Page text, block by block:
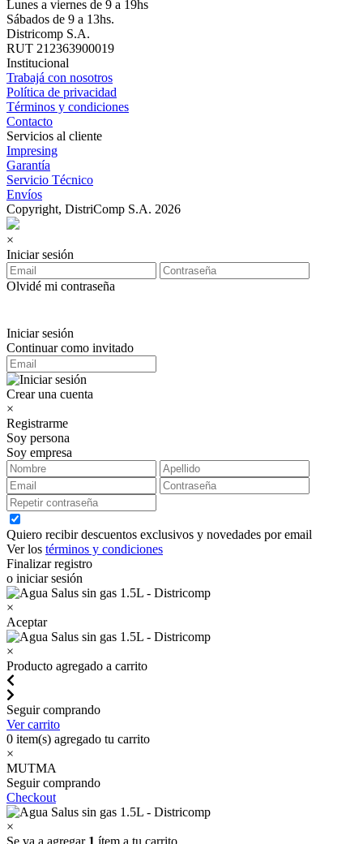
Lunes a viernes de 9 a 19hs
Sábados de 9 a 13hs.
Districomp S.A.
RUT 212363900019
Institucional
Trabajá con nosotros
Política de privacidad
Términos y condiciones
Contacto
Servicios al cliente
Impresing
Garantía
Servicio Técnico
Envíos
Copyright, DistriComp S.A. 2026
×
Iniciar sesión
Olvidé mi contraseña
Iniciar sesión
Continuar como invitado
Crear una cuenta
×
Registrarme
Soy persona
Soy empresa
Quiero recibir descuentos exclusivos y novedades por email
Ver los términos y condiciones
Finalizar registro
o iniciar sesión
×
Aceptar
×
Producto agregado a carrito
Seguir comprando
Ver carrito
0 item(s) agregado tu carrito
×
MUTMA
Seguir comprando
Checkout
×
Se va a agregar 1 ítem a tu carrito